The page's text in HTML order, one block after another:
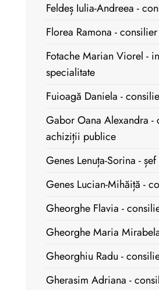
Feldeș Iulia-Andreea -
Florea Ramona - consilier
Fotache Marian Viorel -
specialitate
Fuioagă Daniela -
Gabor Oana Alexandra -
achiziții publice
Genes Lenuța-Sorina -
Genes Lucian-Mihăiță -
Gheorghe Flavia -
Gheorghe Maria
Gheorghiu Radu -
Gherasim Adriana -